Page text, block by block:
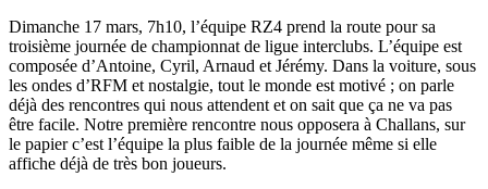
Dimanche 17 mars, 7h10, l’équipe RZ4 prend la route pour sa
troisième journée de championnat de ligue interclubs. L’équipe est
composée d’Antoine, Cyril, Arnaud et Jérémy. Dans la voiture, sous
les ondes d’RFM et nostalgie, tout le monde est motivé ; on parle
déjà des rencontres qui nous attendent et on sait que ça ne va pas
être facile. Notre première rencontre nous opposera à Challans, sur
le papier c’est l’équipe la plus faible de la journée même si elle
affiche déjà de très bon joueurs.